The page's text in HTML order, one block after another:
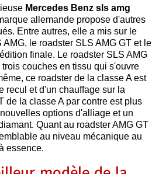
Mercedes Benz sls amg
allemande propose d'autres
Entre autres, elle a mis sur le
le roadster SLS AMG GT et le
finale. Le roadster SLS AMG
couches en tissu qui s'ouvre
ce roadster de la classe A est
recul et d'un chauffage sur la
de la classe A par contre est plus
options d'alliage et un
Quant au roadster AMG GT
au niveau mécanique au
essence.